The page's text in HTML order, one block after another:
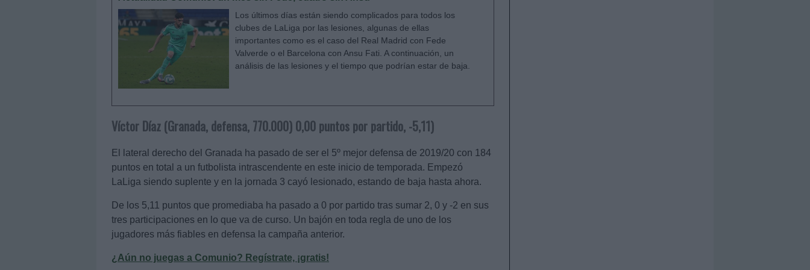
Los últimos días están siendo complicados para todos los
clubes de LaLiga por las lesiones, algunas de ellas
importantes como es el caso del Real Madrid con Fede
Valverde o el Barcelona con Ansu Fati. A continuación, un
análisis de las lesiones y el tiempo que podrían estar de baja.
Víctor Díaz (Granada, defensa, 770.000) 0,00 puntos por partido, -5,11)
El lateral derecho del Granada ha pasado de ser el 5º mejor defensa de 2019/20 con 184
puntos en total a un futbolista intrascendente en este inicio de temporada. Empezó
LaLiga siendo suplente y en la jornada 3 cayó lesionado, estando de baja hasta ahora.
De los 5,11 puntos que promediaba ha pasado a 0 por partido tras sumar 2, 0 y -2 en sus
tres participaciones en lo que va de curso. Un bajón en toda regla de uno de los
jugadores más fiables en defensa la campaña anterior.
¿Aún no juegas a Comunio? Regístrate, ¡gratis!